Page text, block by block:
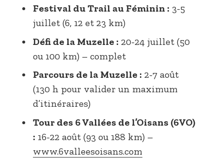
Festival du Trail au Féminin : 3-5
juillet (6, 12 et 23 km)
Défi de la Muzelle : 20-24 juillet (50
ou 100 km) – complet
Parcours de la Muzelle : 2-7 août
(130 h pour valider un maximum
d’itinéraires)
Tour des 6 Vallées de l’Oisans (6VO)
: 16-22 août (93 ou 188 km) –
www.6valleesoisans.com